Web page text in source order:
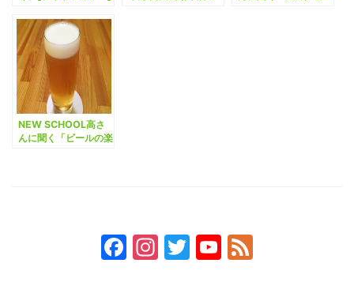
NEW SCHOOL高さ
んに聞く「ビールの楽
Facebook
Instagram
TwitterYouTube